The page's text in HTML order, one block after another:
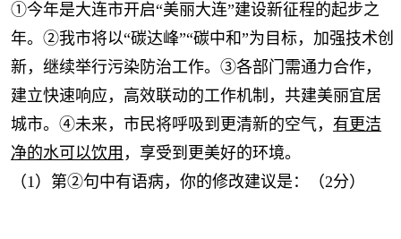
①今年是大连市开启“美丽大连”建设新征程的起步之
年。②我市将以“碳达峰”“碳中和”为目标，加强技术创
新，继续举行污染防治工作。③各部门需通力合作，
建立快速响应，高效联动的工作机制，共建美丽宜居
城市。④未来，市民将呼吸到更清新的空气， 有更洁
净的水可以饮用 ，享受到更美好的环境。
（1）第②句中有语病，你的修改建议是：（2分）